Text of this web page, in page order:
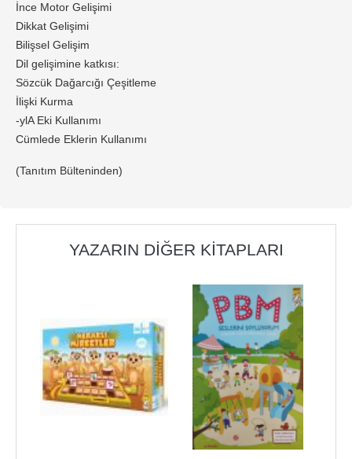
İnce Motor Gelişimi
Dikkat Gelişimi
Bilişsel Gelişim
Dil gelişimine katkısı:
Sözcük Dağarcığı Çeşitleme
İlişki Kurma
-ylA Eki Kullanımı
Cümlede Eklerin Kullanımı
(Tanıtım Bülteninden)
YAZARIN DIĞER KITAPLARI